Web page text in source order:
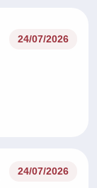
24/07/2026
24/07/2026